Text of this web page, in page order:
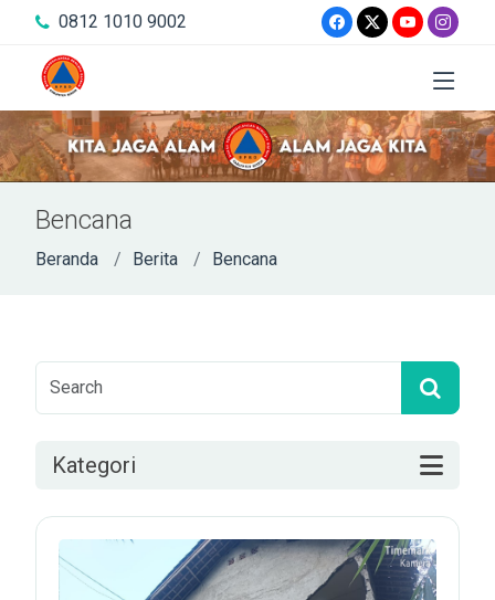
0812 1010 9002
Bencana
Beranda Berita Bencana
Kategori